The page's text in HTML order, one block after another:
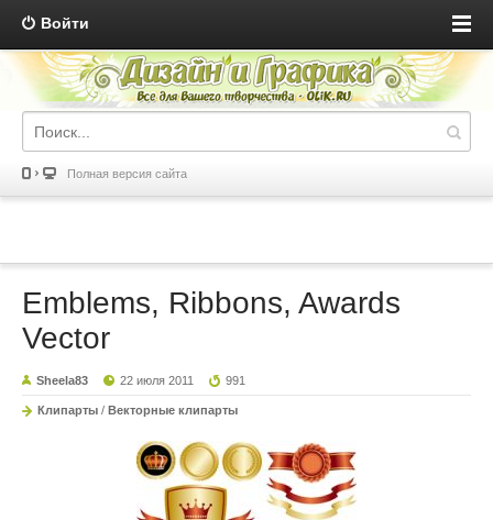
Войти
Полная версия сайта
Emblems, Ribbons, Awards
Vector
Sheela83 22 июля 2011 991
Клипарты / Векторные клипарты